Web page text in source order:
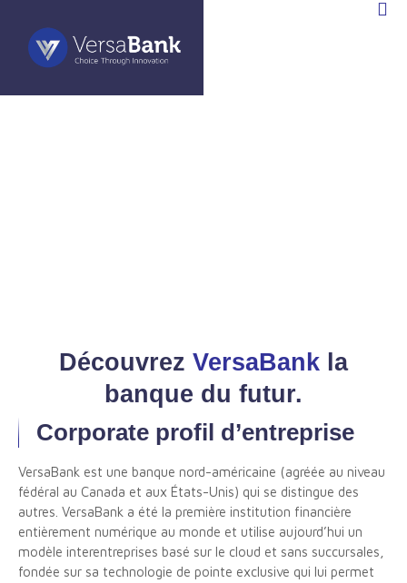
EN
Découvrez VersaBank la
banque du futur.
Corporate profil d’entreprise​
VersaBank est une banque nord-américaine (agréée au niveau
fédéral au Canada et aux États-Unis) qui se distingue des
autres. VersaBank a été la première institution financière
entièrement numérique au monde et utilise aujourd’hui un
modèle interentreprises basé sur le cloud et sans succursales,
fondée sur sa technologie de pointe exclusive qui lui permet